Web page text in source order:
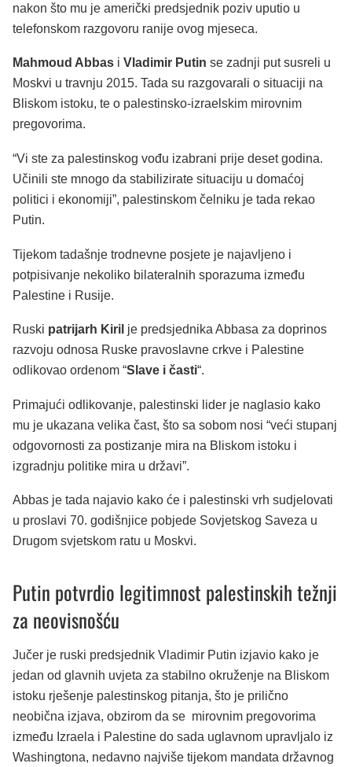
nakon što mu je američki predsjednik poziv uputio u
telefonskom razgovoru ranije ovog mjeseca.
Mahmoud Abbas i Vladimir Putin se zadnji put susreli u
Moskvi u travnju 2015. Tada su razgovarali o situaciji na
Bliskom istoku, te o palestinsko-izraelskim mirovnim
pregovorima.
“Vi ste za palestinskog vođu izabrani prije deset godina.
Učinili ste mnogo da stabilizirate situaciju u domaćoj
politici i ekonomiji”, palestinskom čelniku je tada rekao
Putin.
Tijekom tadašnje trodnevne posjete je najavljeno i
potpisivanje nekoliko bilateralnih sporazuma između
Palestine i Rusije.
Ruski patrijarh Kiril je predsjednika Abbasa za doprinos
razvoju odnosa Ruske pravoslavne crkve i Palestine
odlikovao ordenom “Slave i časti“.
Primajući odlikovanje, palestinski lider je naglasio kako
mu je ukazana velika čast, što sa sobom nosi “veći stupanj
odgovornosti za postizanje mira na Bliskom istoku i
izgradnju politike mira u državi”.
Abbas je tada najavio kako će i palestinski vrh sudjelovati
u proslavi 70. godišnjice pobjede Sovjetskog Saveza u
Drugom svjetskom ratu u Moskvi.
Putin potvrdio legitimnost palestinskih težnji
za neovisnošću
Jučer je ruski predsjednik Vladimir Putin izjavio kako je
jedan od glavnih uvjeta za stabilno okruženje na Bliskom
istoku rješenje palestinskog pitanja, što je prilično
neobična izjava, obzirom da se mirovnim pregovorima
između Izraela i Palestine do sada uglavnom upravljalo iz
Washingtona, nedavno najviše tijekom mandata državnog